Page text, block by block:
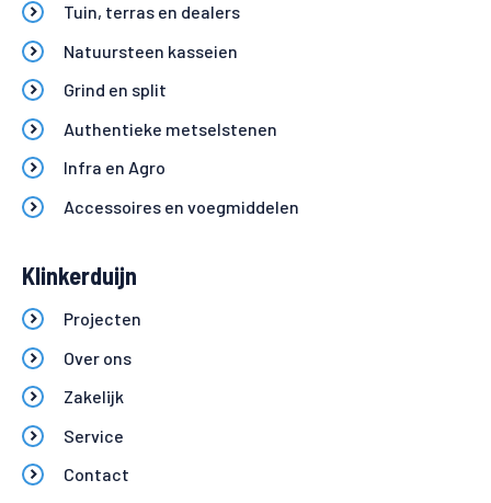
Tuin, terras en dealers
Natuursteen kasseien
Grind en split
Authentieke metselstenen
Infra en Agro
Accessoires en voegmiddelen
Klinkerduijn
Projecten
Over ons
Zakelijk
Service
Contact